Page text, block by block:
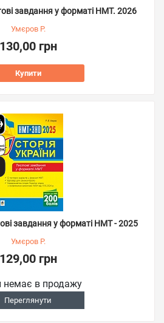
завдання у форматі НМТ. 2026
Умєров Р.
130,00 грн
Купити
завдання у форматі НМТ - 2025
Умєров Р.
129,00 грн
немає в продажу
Переглянути